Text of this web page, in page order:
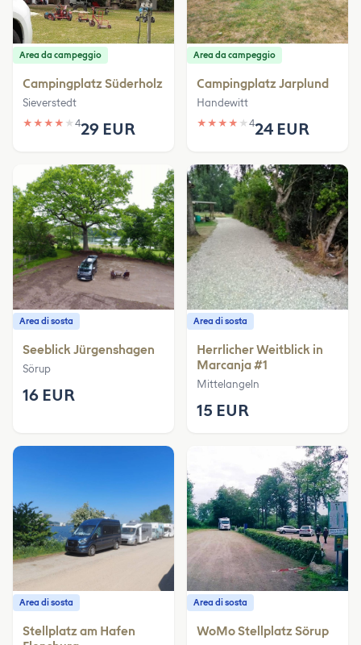
Area da campeggio
Campingplatz Süderholz
Sieverstedt
★ ★ ★ ★ ★ 429 EUR
Area da campeggio
Campingplatz Jarplund
Handewitt
★ ★ ★ ★ ★ 424 EUR
Area di sosta
Seeblick Jürgenshagen
Sörup
16 EUR
Area di sosta
Herrlicher Weitblick in
Marcanja #1
Mittelangeln
15 EUR
Area di sosta
Stellplatz am Hafen
Area di sosta
WoMo Stellplatz Sörup